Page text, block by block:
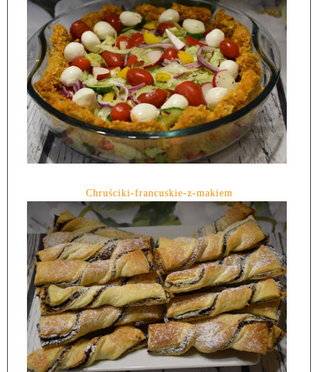
Chruściki-francuskie-z-makiem